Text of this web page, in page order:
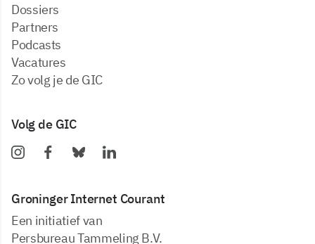
dossiers
partners
podcasts
vacatures
zo volg je de GIC
Volg de GIC
Groninger Internet Courant
Een initiatief van
Persbureau Tammeling B.V.